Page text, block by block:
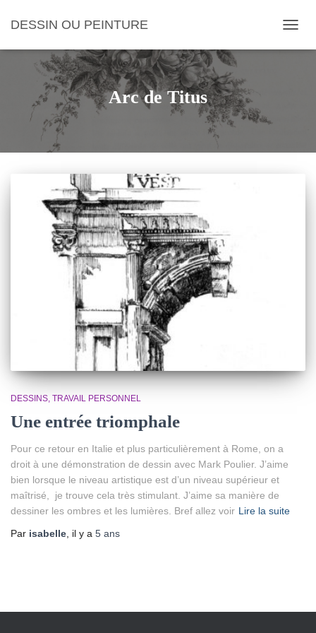
DESSIN OU PEINTURE
Arc de Titus
DESSINS TRAVAIL PERSONNEL
Une entrée triomphale
Pour ce retour en Italie et plus particulièrement à Rome, on a
droit à une démonstration de dessin avec Mark Poulier. J’aime
bien lorsque le niveau artistique est d’un niveau supérieur et
maîtrisé, je trouve cela très stimulant. J’aime sa manière de
dessiner les ombres et les lumières. Bref allez voir Lire la suite
Par isabelle , il y a 5 ans